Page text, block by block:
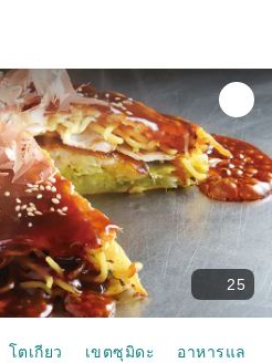
25
โตเกียว เขตซุมิดะ อาหารและห้